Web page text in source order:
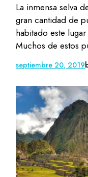
La inmensa selva
gran cantidad de
habitado este
Muchos de estos
septiembre 20, 2019